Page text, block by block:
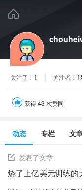
关注了： 1 关注者：
获得 43 次赞同
动态 专栏 文
发表了文章
烧了上亿美元训练的